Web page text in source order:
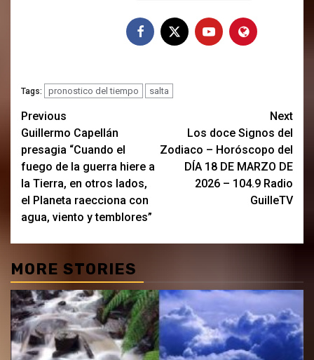
Tags: pronostico del tiempo salta
Post
navigation
Previous
Guillermo Capellán
presagia “Cuando el
fuego de la guerra hiere a
la Tierra, en otros lados,
el Planeta raecciona con
agua, viento y temblores”
Next
Los doce Signos del
Zodiaco – Horóscopo del
DÍA 18 DE MARZO DE
2026 – 104.9 Radio
GuilleTV
MORE STORIES